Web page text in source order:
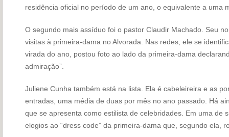
residência oficial no período de um ano, o equivalente a uma
O segundo mais assíduo foi o pastor Claudir Machado. Seu
visitas à primeira-dama no Alvorada. Nas redes, ele se
virada do ano, postou foto ao lado da primeira-dama
admiração”.
Juliene Cunha também está na lista. Ela é cabeleireira e as
entradas, uma média de duas por mês no ano passado. Há
que se apresenta como estilista de celebridades. Em uma de
elogios ao “dress code” da primeira-dama que, segundo ela,